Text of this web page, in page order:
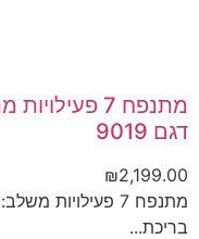
דגם 9019
₪2,199.00
בריכת...